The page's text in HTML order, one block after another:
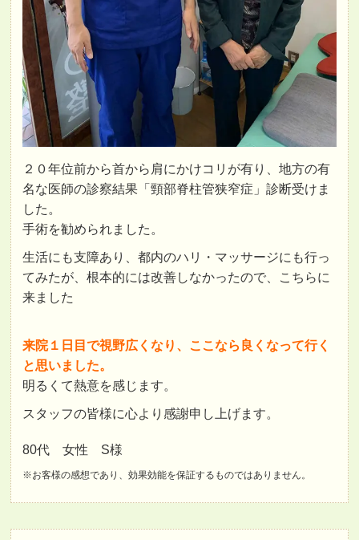
２０年位前から首から肩にかけコリが有り、地方の有
名な医師の診察結果「頸部脊柱管狭窄症」診断受けま
した。
手術を勧められました。
生活にも支障あり、都内のハリ・マッサージにも行っ
てみたが、根本的には改善しなかったので、こちらに
来ました
来院１日目で視野広くなり、ここなら良くなって行く
と思いました。
明るくて熱意を感じます。
スタッフの皆様に心より感謝申し上げます。
80代 女性 S様
※お客様の感想であり、効果効能を保証するものではありません。